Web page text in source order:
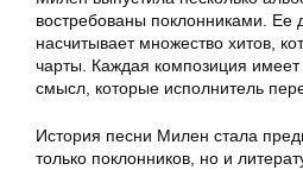
востребованы поклонниками. Ее
насчитывает множество хитов,
чарты. Каждая композиция
смысл, которые исполнитель
История песни Милен стала
только поклонников, но и